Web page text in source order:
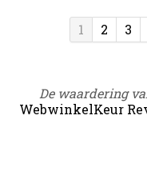
1 2 3
De waardering
WebwinkelKeur